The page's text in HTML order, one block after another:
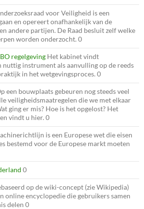
voor Veiligheid is een
en opereert onafhankelijk van de
andere partijen. De Raad besluit zelf welke
worden onderzocht. 0
regelgeving Het kabinet vindt
instrument als aanvulling op de reeds
in het wetgevingsproces. 0
een bouwplaats gebeuren nog steeds veel
veiligheidsmaatregelen die we met elkaar
ging er mis? Hoe is het opgelost? Het
vindt u hier. 0
is een Europese wet die eisen
bestemd voor de Europese markt moeten
0
op de wiki-concept (zie Wikipedia)
online encyclopedie die gebruikers samen
delen 0